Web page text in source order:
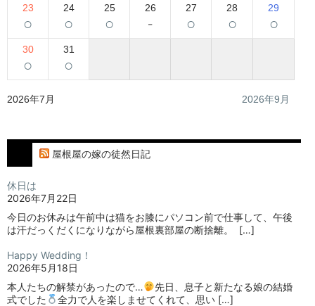
23
○
24
○
25
○
26
-
27
○
28
○
29
○
30
○
31
○
2026年7月 2026年9月
屋根屋の嫁の徒然日記
休日は
2026年7月22日
今日のお休みは午前中は猫をお膝にパソコン前で仕事して、午後
は汗だっくだくになりながら屋根裏部屋の断捨離。⁡ ⁡ […]
Happy Wedding！
2026年5月18日
本人たちの解禁があったので…
⁡⁡先日、息子と新たなる娘の結婚
式でした
⁡⁡⁡全力で人を楽しませてくれて、思い […]